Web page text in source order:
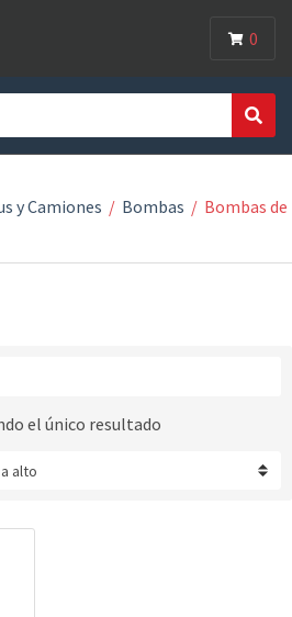
Search
0
y Camiones / Bombas / Bombas de
el único resultado